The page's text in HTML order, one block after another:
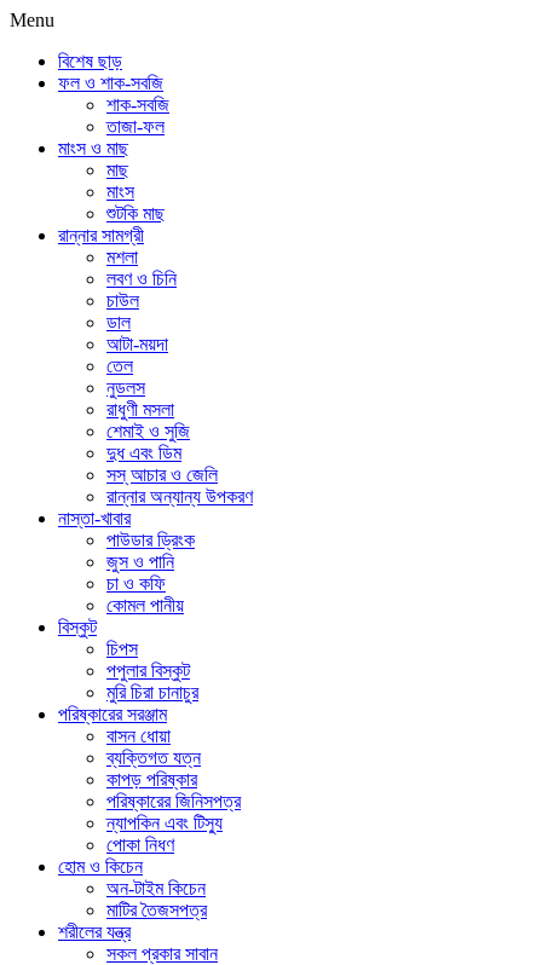
Menu
বিশেষ ছাড়
ফল ও শাক-সবজি
শাক-সবজি
তাজা-ফল
মাংস ও মাছ
মাছ
মাংস
শুটকি মাছ
রান্নার সামগ্রী
মশলা
লবণ ও চিনি
চাউল
ডাল
আটা-ময়দা
তেল
নুডলস
রাধুণী মসলা
শেমাই ও সুজি
দুধ এবং ডিম
সস্ আচার ও জেলি
রান্নার অন্যান্য উপকরণ
নাস্তা-খাবার
পাউডার ড্রিংক
জুস ও পানি
চা ও কফি
কোমল পানীয়
বিস্কুট
চিপস
পপুলার বিস্কুট
মুরি চিরা চানাচুর
পরিষ্কারের সরঞ্জাম
বাসন ধোয়া
ব্যক্তিগত যত্ন
কাপড় পরিষ্কার
পরিষ্কারের জিনিসপত্র
ন্যাপকিন এবং টিস্যু
পোকা নিধণ
হোম ও কিচেন
অন-টাইম কিচেন
মাটির তৈজসপত্র
শরীলের যন্ত্র
সকল প্রকার সাবান